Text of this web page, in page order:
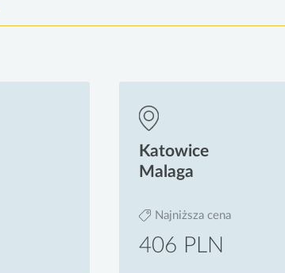
Katowice
Malaga
Najniższa cena
406 PLN